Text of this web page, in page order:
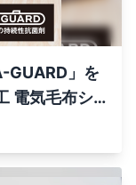
GUARD」を
電気毛布シ